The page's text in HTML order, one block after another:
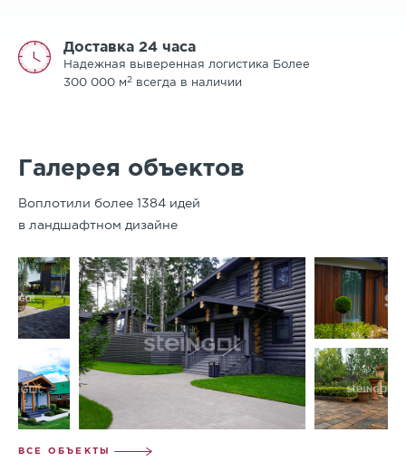
Доставка 24 часа
Надежная выверенная логистика Более
300 000 м2 всегда в наличии
Галерея объектов
Воплотили более 1384 идей
в ландшафтном дизайне
ВСЕ ОБЪЕКТЫ